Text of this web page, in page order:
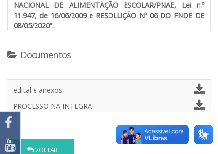
NACIONAL DE ALIMENTAÇÃO ESCOLAR/PNAE, Lei n.º
11.947, de 16/06/2009 e RESOLUÇÃO Nº 06 DO FNDE DE
08/05/2020”.
Documentos
edital e anexos
PROCESSO NA INTEGRA
VOLTAR